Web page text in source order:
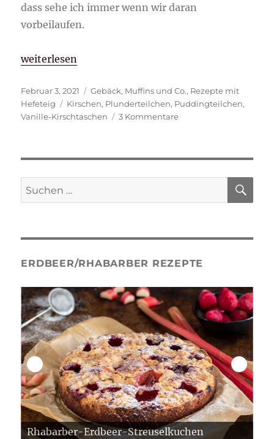
dass sehe ich immer wenn wir daran
vorbeilaufen.
„Vanille-Kirschtaschen“
weiterlesen
Veröffentlicht
am
Februar 3, 2021 Kategorien
Gebäck, Muffins und Co., Rezepte mit
Hefeteig
Schlagwörter
Kirschen, Plunderteilchen, Puddingteilchen,
Vanille-Kirschtaschen
3 Kommentarezu
Suche
nach:
ERDBEER/RHABARBER REZEPTE
Rhabarber-Erdbeer-Streuselkuchen